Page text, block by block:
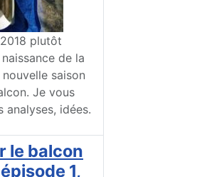
plutôt
de la
saison
Je vous
analyses, idées.
le balcon
1,